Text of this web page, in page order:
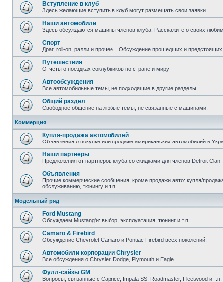
Вступление в клуб
Здесь желающие вступить в клуб могут размещать свои заявки.
Наши автомобили
Здесь обсуждаются машины членов клуба. Расскажите о своих
Спорт
Драг, roll-on, ралли и прочее... Обсуждение прошедших и предстоящих
Путешествия
Отчеты о поездках соклубников по стране и миру
Автообсуждения
Все автомобильные темы, не подходящие в другие разделы.
Общий раздел
Свободное общение на любые темы, не связанные с машинами.
Коммерция
Купля-продажа автомобилей
Объявления о покупке или продаже американских автомобилей в
Наши партнеры
Предложения от партнеров клуба со скидками для членов Detroit Clan
Объявления
Прочие коммерческие сообщения, кроме продажи авто: купля/
обслуживанию, тюнингу и т.п.
Модельный ряд
Ford Mustang
Обсуждаем Mustang'и: выбор, эксплуатация, тюнинг и т.п.
Camaro & Firebird
Обсуждение Chevrolet Camaro и Pontiac Firebird всех поколений.
Автомобили корпорации Chrysler
Все обсуждения о Chrysler, Dodge, Plymouth и Eagle.
Фулл-сайзы GM
Вопросы, связанные с Caprice, Impala SS, Roadmaster, Fleetwood и т.п.